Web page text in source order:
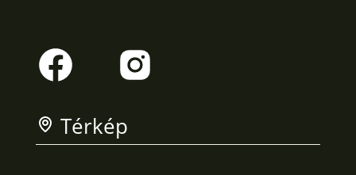
Térkép